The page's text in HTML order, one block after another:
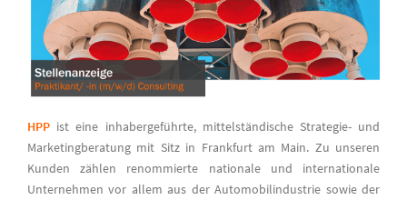
HPP ist eine inhabergeführte, mittelständische Strategie- und
Marketingberatung mit Sitz in Frankfurt am Main. Zu unseren
Kunden zählen renommierte nationale und internationale
Unternehmen vor allem aus der Automobilindustrie sowie der